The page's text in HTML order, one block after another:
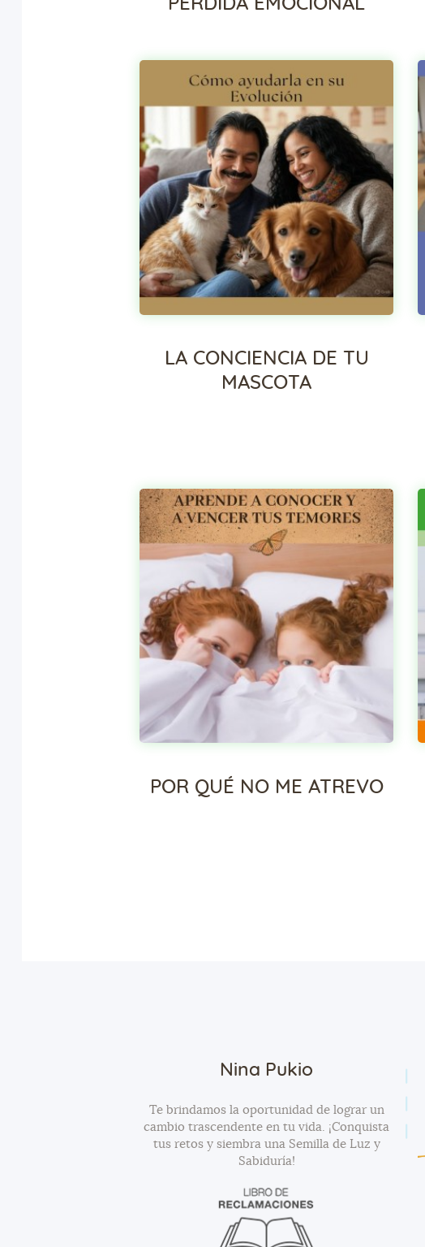
PÉRDIDA EMOCIONAL
LA CONCIENCIA DE TU
MASCOTA
POR QUÉ NO ME ATREVO
Nina Pukio
Te brindamos la oportunidad de lograr un
cambio trascendente en tu vida. ¡Conquista
tus retos y siembra una Semilla de Luz y
Sabiduría!